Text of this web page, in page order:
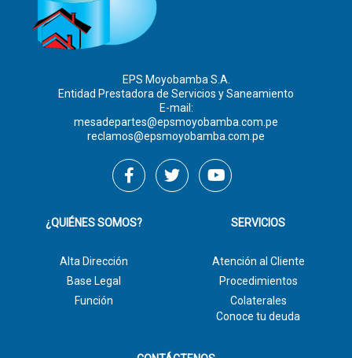
EPS Moyobamba S.A.
Entidad Prestadora de Servicios y Saneamiento
E-mail:
mesadepartes@epsmoyobamba.com.pe
reclamos@epsmoyobamba.com.pe
¿QUIÉNES SOMOS?
Alta Dirección
Base Legal
Función
SERVICIOS
Atención al Cliente
Procedimientos
Colaterales
Conoce tu deuda